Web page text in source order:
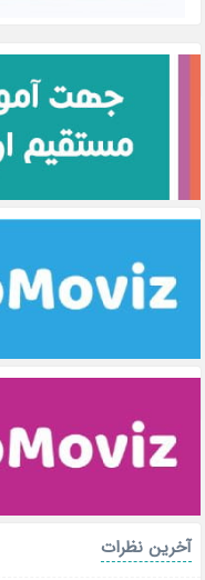
آخرین نظرات